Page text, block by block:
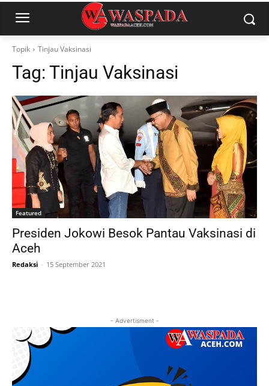
Topik Tinjau Vaksinasi
Tag: Tinjau Vaksinasi
Featured
Presiden Jokowi Besok Pantau Vaksinasi di
Aceh
Redaksi - 15 September 2021
- Advertisment -